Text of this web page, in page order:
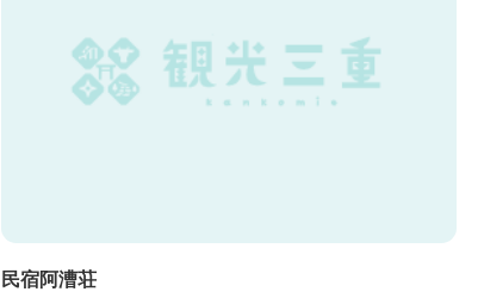
民宿阿漕荘